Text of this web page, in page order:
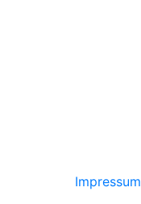
Impressum